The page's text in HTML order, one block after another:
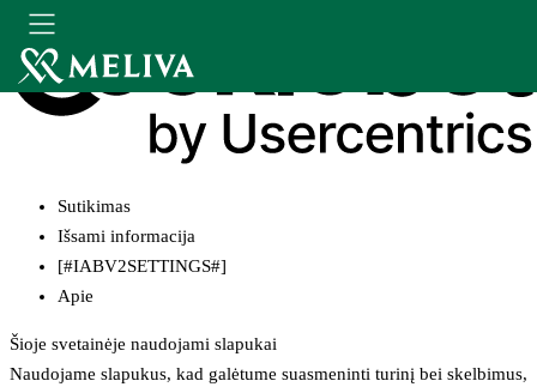
Sutikimas
Išsami informacija
[#IABV2SETTINGS#]
Apie
Šioje svetainėje naudojami slapukai
Naudojame slapukus, kad galėtume suasmeninti turinį bei skelbimus,